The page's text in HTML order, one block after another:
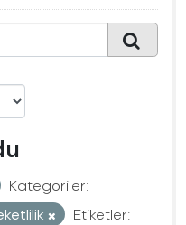
Kategoriler:
Etiketler: